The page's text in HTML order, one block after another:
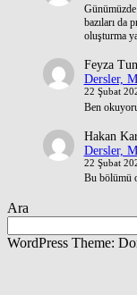
bazıları da
oluşturma
Feyza
Dersler,
22 Şubat
Ben
Hakan
Dersler,
22 Şubat
Bu bölümü
Ara
WordPress Theme: